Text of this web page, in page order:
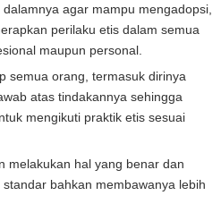
agar mampu mengadopsi,
perilaku etis dalam semua
maupun personal.
semua orang, termasuk dirinya
atas tindakannya sehingga
mengikuti praktik etis sesuai
melakukan hal yang benar dan
bahkan membawanya lebih